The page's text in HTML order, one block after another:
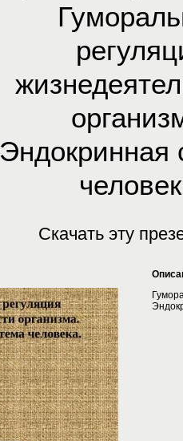
Эндокринная
Скачать эту